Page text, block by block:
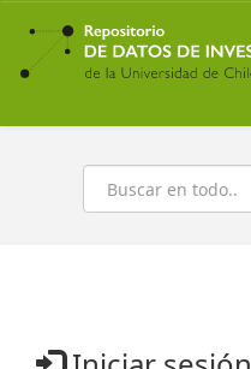
Ir
contenido
principal
Buscar